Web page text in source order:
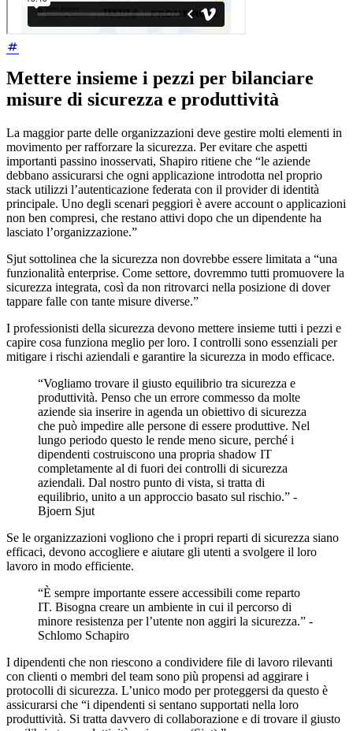
Mettere insieme i pezzi per bilanciare
misure di sicurezza e produttività
La maggior parte delle organizzazioni deve gestire molti elementi in
movimento per rafforzare la sicurezza. Per evitare che aspetti
importanti passino inosservati, Shapiro ritiene che “le aziende
debbano assicurarsi che ogni applicazione introdotta nel proprio
stack utilizzi l’autenticazione federata con il provider di identità
principale. Uno degli scenari peggiori è avere account o applicazioni
non ben compresi, che restano attivi dopo che un dipendente ha
lasciato l’organizzazione.”
Sjut sottolinea che la sicurezza non dovrebbe essere limitata a “una
funzionalità enterprise. Come settore, dovremmo tutti promuovere la
sicurezza integrata, così da non ritrovarci nella posizione di dover
tappare falle con tante misure diverse.”
I professionisti della sicurezza devono mettere insieme tutti i pezzi e
capire cosa funziona meglio per loro. I controlli sono essenziali per
mitigare i rischi aziendali e garantire la sicurezza in modo efficace.
“Vogliamo trovare il giusto equilibrio tra sicurezza e
produttività. Penso che un errore commesso da molte
aziende sia inserire in agenda un obiettivo di sicurezza
che può impedire alle persone di essere produttive. Nel
lungo periodo questo le rende meno sicure, perché i
dipendenti costruiscono una propria shadow IT
completamente al di fuori dei controlli di sicurezza
aziendali. Dal nostro punto di vista, si tratta di
equilibrio, unito a un approccio basato sul rischio.” -
Bjoern Sjut
Se le organizzazioni vogliono che i propri reparti di sicurezza siano
efficaci, devono accogliere e aiutare gli utenti a svolgere il loro
lavoro in modo efficiente.
“È sempre importante essere accessibili come reparto
IT. Bisogna creare un ambiente in cui il percorso di
minore resistenza per l’utente non aggiri la sicurezza.” -
Schlomo Schapiro
I dipendenti che non riescono a condividere file di lavoro rilevanti
con clienti o membri del team sono più propensi ad aggirare i
protocolli di sicurezza. L’unico modo per proteggersi da questo è
assicurarsi che “i dipendenti si sentano supportati nella loro
produttività. Si tratta davvero di collaborazione e di trovare il giusto